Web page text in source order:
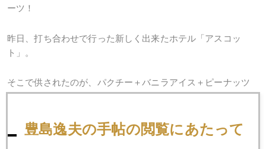
ーツ！
昨日、打ち合わせで行った新しく出来たホテル「アスコッ
ト」。
そこで供されたのが、パクチー＋バニラアイス＋ピーナッツ
粉＋キャラメル風味の台湾スイーツ。アスコットはシンガポ
多い。豊島逸夫の手帖の閲覧にあたって